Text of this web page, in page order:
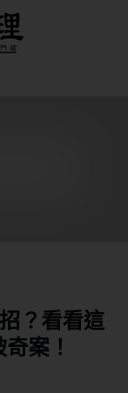
？看看這
案！